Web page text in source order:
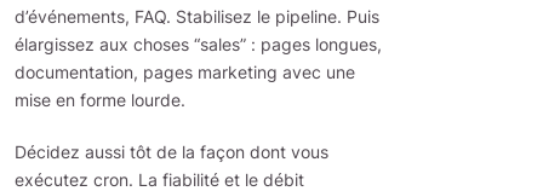
d’événements, FAQ. Stabilisez le pipeline. Puis
élargissez aux choses “sales” : pages longues,
documentation, pages marketing avec une
mise en forme lourde.
Décidez aussi tôt de la façon dont vous
exécutez cron. La fiabilité et le débit